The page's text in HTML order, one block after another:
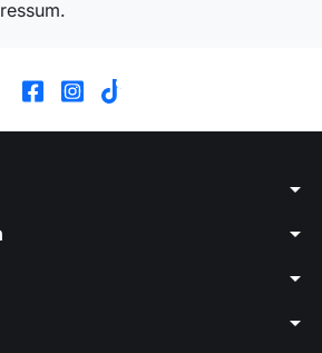
arrow_drop_down
arrow_drop_down
arrow_drop_down
arrow_drop_down